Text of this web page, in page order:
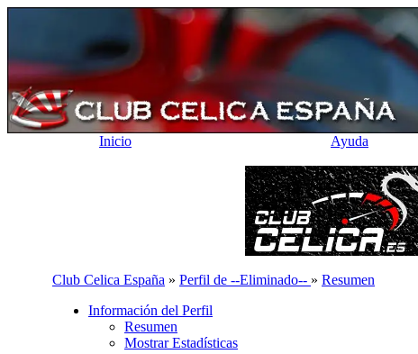
Inicio Ayuda
Club Celica España » Perfil de --Eliminado-- » Resumen
Información del Perfil
Resumen
Mostrar Estadísticas